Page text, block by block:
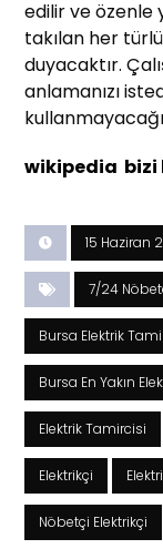
edilir ve özenle
takılan her
duyacaktır.
anlamanızı
wikipedia bizi
15 Haziran
7/24
Bursa Elektrik
Bursa En Yakın
Elektrik Tamircisi
Elektrikçi
Nöbetçi Elektrikçi